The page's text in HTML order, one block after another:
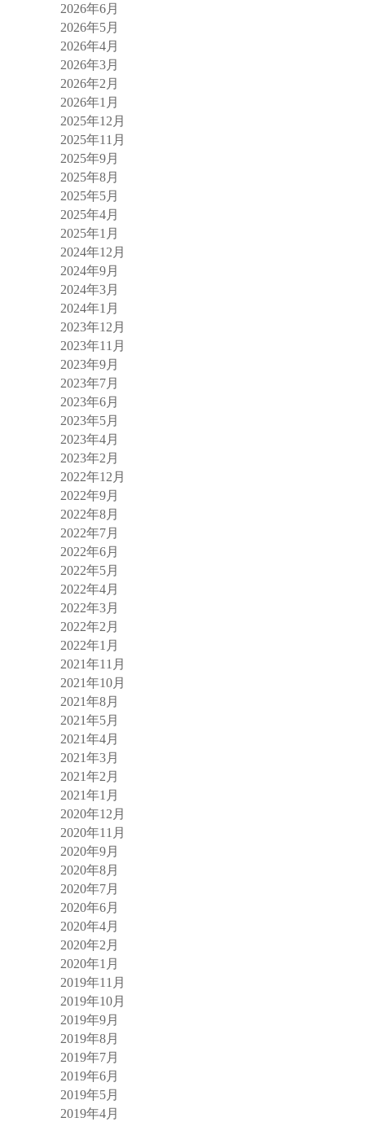
2026年6月
2026年5月
2026年4月
2026年3月
2026年2月
2026年1月
2025年12月
2025年11月
2025年9月
2025年8月
2025年5月
2025年4月
2025年1月
2024年12月
2024年9月
2024年3月
2024年1月
2023年12月
2023年11月
2023年9月
2023年7月
2023年6月
2023年5月
2023年4月
2023年2月
2022年12月
2022年9月
2022年8月
2022年7月
2022年6月
2022年5月
2022年4月
2022年3月
2022年2月
2022年1月
2021年11月
2021年10月
2021年8月
2021年5月
2021年4月
2021年3月
2021年2月
2021年1月
2020年12月
2020年11月
2020年9月
2020年8月
2020年7月
2020年6月
2020年4月
2020年2月
2020年1月
2019年11月
2019年10月
2019年9月
2019年8月
2019年7月
2019年6月
2019年5月
2019年4月